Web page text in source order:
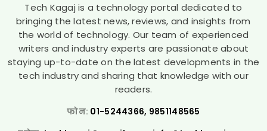
Tech Kagaj is a technology portal dedicated to
bringing the latest news, reviews, and insights from
the world of technology. Our team of experienced
writers and industry experts are passionate about
staying up-to-date on the latest developments in the
tech industry and sharing that knowledge with our
readers.
फोन: 01-5244366, 9851148565